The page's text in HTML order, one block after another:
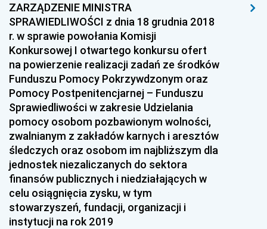
2023
2022
2021
2020
2019
z 31 grudnia 2018 pozycja 354
z 28 grudnia 2018 pozycje 348-353
z 27 grudnia 2018 pozycja 347
z 20 grudnia 2018 pozycje 345-346
z 18 grudnia 2018 pozycja 344
ZARZĄDZENIE MINISTRA
SPRAWIEDLIWOŚCI z dnia 18 grudnia 2018
r. w sprawie powołania Komisji
Konkursowej I otwartego konkursu ofert
na powierzenie realizacji zadań ze środków
Funduszu Pomocy Pokrzywdzonym oraz
Pomocy Postpenitencjarnej – Funduszu
Sprawiedliwości w zakresie Udzielania
pomocy osobom pozbawionym wolności,
zwalnianym z zakładów karnych i aresztów
śledczych oraz osobom im najbliższym dla
jednostek niezaliczanych do sektora
finansów publicznych i niedziałających w
celu osiągnięcia zysku, w tym
stowarzyszeń, fundacji, organizacji i
instytucji na rok 2019